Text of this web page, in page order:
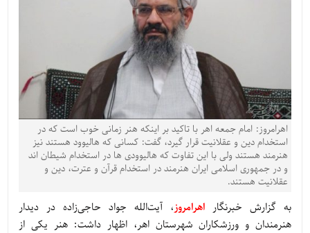
اهرامروز: امام جمعه اهر با تاکید بر اینکه هنر زمانی خوب است که در
استخدام دین و عقلانیت قرار گیرد، گفت: کسانی که هالیوود هستند نیز
هنرمند هستند ولی با این تفاوت که هالیوودی ها در استخدام شیطان اند
و در جمهوری اسلامی ایران هنرمند در استخدام قرآن و عترت، دین و
عقلانیت هستند.
به گزارش خبرنگاراهرامروز، آیت‌الله جواد حاجی‌زاده در دیدار
هنرمندان و ورزشکاران شهرستان اهر، اظهار داشت: هنر یکی از